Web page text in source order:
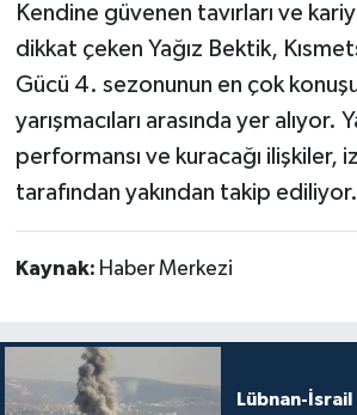
Kendine güvenen tavırları ve
dikkat çeken Yağız Bektik,
Gücü 4. sezonunun en çok
yarışmacıları arasında yer alıyor.
performansı ve kuracağı ilişkiler,
tarafından yakından takip ediliyor.
Kaynak: Haber Merkezi
Lübnan-